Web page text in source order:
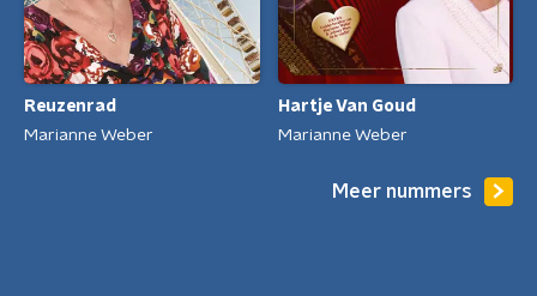
Reuzenrad
Marianne Weber
Hartje Van Goud
Marianne Weber
Meer nummers